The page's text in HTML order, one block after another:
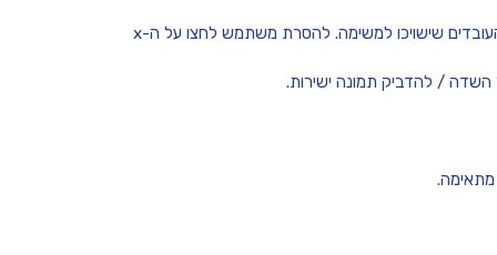
ובחרו מהרשימה את העובדים שישויכו למשימה. להסרת משתמש לחצו על ה-x
מתאימה.